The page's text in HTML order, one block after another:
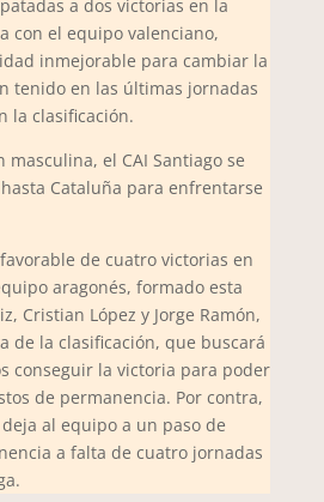
a dos victorias en la
con el equipo valenciano,
inmejorable para cambiar la
tenido en las últimas jornadas
la clasificación.
masculina, el CAI Santiago se
Cataluña para enfrentarse
de cuatro victorias en
aragonés, formado esta
Cristian López y Jorge Ramón,
de la clasificación, que buscará
conseguir la victoria para poder
de permanencia. Por contra,
al equipo a un paso de
a falta de cuatro jornadas